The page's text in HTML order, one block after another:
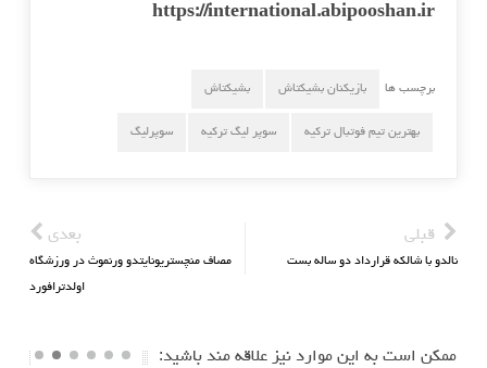
https://international.abipooshan.ir
برچسب ها بازیکنان بشیکتاش بشیکتاش
بهترین تیم فوتبال ترکیه سوپر لیگ ترکیه سوپرلیگ
قبلی
نالدو با شالکه قرارداد دو ساله بست
بعدی
مصاف منچستریونایتدو ورنموث در ورزشگاه
اولدترافورد
ممکن است به این موارد نیز علاقه مند باشید: